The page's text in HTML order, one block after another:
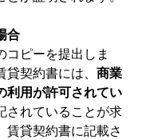
合
コピーを提出しま
契約書には、 商業
利用が許可されてい
されていることが求
賃貸契約書に記載さ